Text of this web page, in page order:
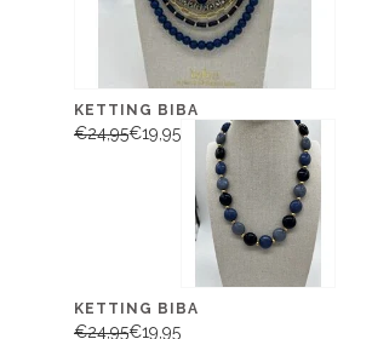
KETTING BIBA
€24,95€19,95
KETTING BIBA
€24,95€19,95